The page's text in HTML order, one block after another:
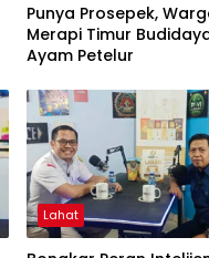
Punya Prosepek,
Merapi Timur
Ayam Petelur
Lahat